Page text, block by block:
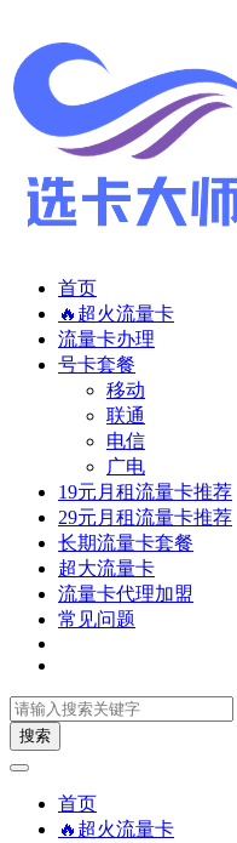
首页
🔥超火流量卡
流量卡办理
号卡套餐
移动
联通
电信
广电
19元月租流量卡推荐
29元月租流量卡推荐
长期流量卡套餐
超大流量卡
流量卡代理加盟
常见问题
搜索
首页
🔥超火流量卡